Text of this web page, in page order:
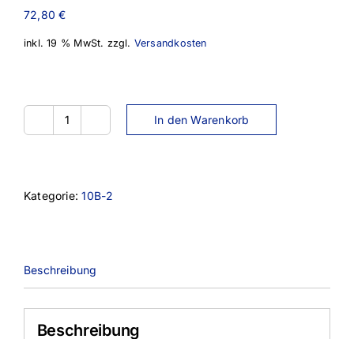
72,80€
inkl. 19 % MwSt. zzgl. Versandkosten
N302-
In den Warenkorb
Kategorie:10B-2
Beschreibung
Beschreibung